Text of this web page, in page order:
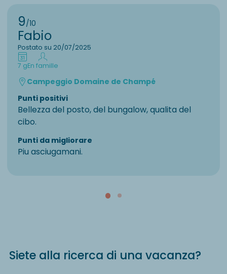
9/10
Fabio
Postato su 20/07/2025
7 gEn famille
Campeggio Domaine de Champé
Punti positivi
Bellezza del posto, del bungalow, qualita del
cibo.
Punti da migliorare
Piu asciugamani.
Siete alla ricerca di una vacanza?